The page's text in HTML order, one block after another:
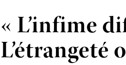
« L’infime
L’étrangeté